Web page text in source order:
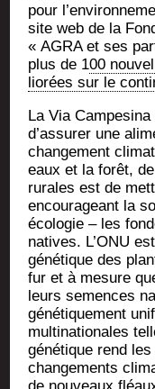
pour
site web de la
« AGRA et ses
plus de 100
lio­rées sur le
La Via
d’assurer une
chan­ge­ment
eaux et la forêt,
rurales est de
encou­ra­geant la
écologie – les
natives. L’ONU
géné­tique des
fur et à mesure
leurs semences
géné­ti­que­ment
mul­ti­na­tio­nales
géné­tique rend
chan­ge­ments